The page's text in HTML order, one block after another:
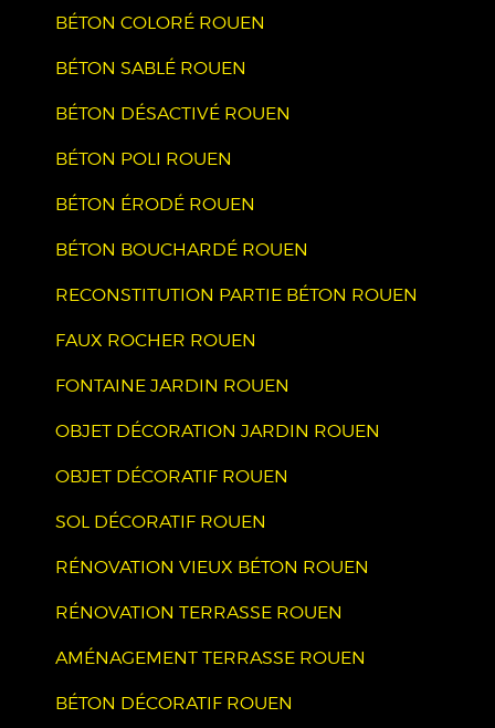
BÉTON COLORÉ ROUEN
BÉTON SABLÉ ROUEN
BÉTON DÉSACTIVÉ ROUEN
BÉTON POLI ROUEN
BÉTON ÉRODÉ ROUEN
BÉTON BOUCHARDÉ ROUEN
RECONSTITUTION PARTIE BÉTON ROUEN
FAUX ROCHER ROUEN
FONTAINE JARDIN ROUEN
OBJET DÉCORATION JARDIN ROUEN
OBJET DÉCORATIF ROUEN
SOL DÉCORATIF ROUEN
RÉNOVATION VIEUX BÉTON ROUEN
RÉNOVATION TERRASSE ROUEN
AMÉNAGEMENT TERRASSE ROUEN
BÉTON DÉCORATIF ROUEN